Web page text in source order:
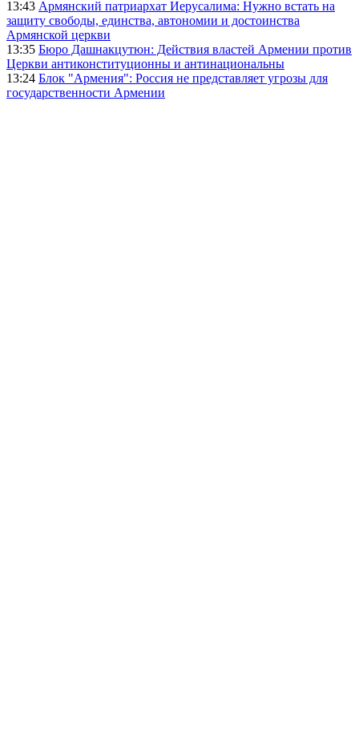
13:43 Армянский патриархат Иерусалима: Нужно встать на
защиту свободы, единства, автономии и достоинства
Армянской церкви
13:35 Бюро Дашнакцутюн: Действия властей Армении против
Церкви антиконституционны и антинациональны
13:24 Блок "Армения": Россия не представляет угрозы для
государственности Армении